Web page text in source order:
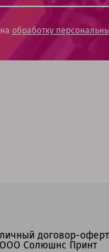
обработку
договор-
ООО Солюшнс Принт